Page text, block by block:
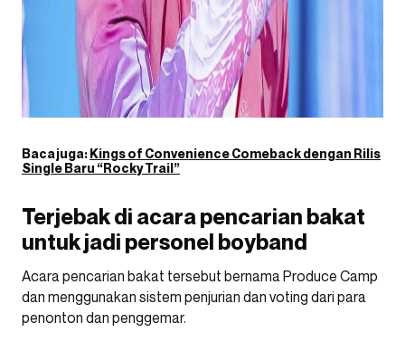
Baca juga:Kings of Convenience Comeback dengan Rilis
Single Baru “Rocky Trail”
Terjebak di acara pencarian bakat
untuk jadi personel boyband
Acara pencarian bakat tersebut bernama Produce Camp
dan menggunakan sistem penjurian dan voting dari para
penonton dan penggemar.